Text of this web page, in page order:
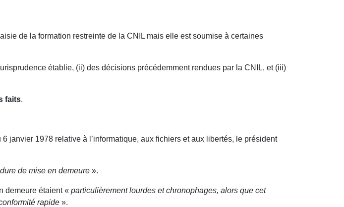
de la formation restreinte de la CNIL mais elle est soumise à certaines
établie, (ii) des décisions précédemment rendues par la CNIL, et (iii)
faits.
janvier 1978 relative à l’informatique, aux fichiers et aux libertés, le président
de mise en demeure ».
demeure étaient « particulièrement lourdes et chronophages, alors que cet
rapide ».